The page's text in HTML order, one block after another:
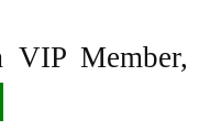
Member,